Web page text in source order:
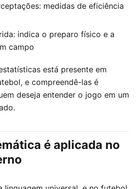
medidas de eficiência
indica o preparo físico e a
campo
está presente em
e compreendê-las é
deseja entender o jogo em um
é aplicada no